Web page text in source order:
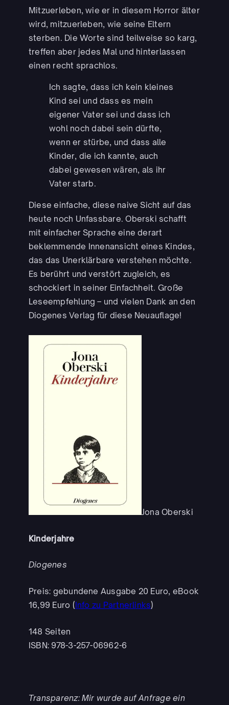
Mitzuerleben, wie er in diesem Horror älter
wird, mitzuerleben, wie seine Eltern
sterben. Die Worte sind teilweise so karg,
treffen aber jedes Mal und hinterlassen
einen recht sprachlos.
Ich sagte, dass ich kein kleines
Kind sei und dass es mein
eigener Vater sei und dass ich
wohl noch dabei sein dürfte,
wenn er stürbe, und dass alle
Kinder, die ich kannte, auch
dabei gewesen wären, als ihr
Vater starb.
Diese einfache, diese naive Sicht auf das
heute noch Unfassbare. Oberski schafft
mit einfacher Sprache eine derart
beklemmende Innenansicht eines Kindes,
das das Unerklärbare verstehen möchte.
Es berührt und verstört zugleich, es
schockiert in seiner Einfachheit. Große
Leseempfehlung – und vielen Dank an den
Diogenes Verlag für diese Neuauflage!
Jona Oberski
Kinderjahre
Diogenes
Preis: gebundene Ausgabe 20 Euro, eBook
16,99 Euro (Info zu Partnerlinks)
148 Seiten
ISBN: 978-3-257-06962-6
Transparenz: Mir wurde auf Anfrage ein